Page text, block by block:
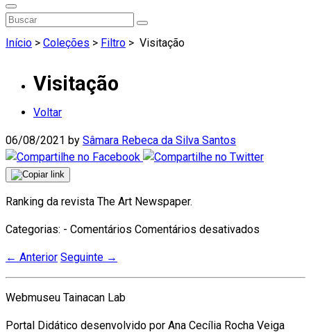
Início > Coleções > Filtro > Visitação
Visitação
Voltar
06/08/2021 by Sâmara Rebeca da Silva Santos
Ranking da revista The Art Newspaper.
Categorias: - Comentários Comentários desativados
← Anterior Seguinte →
Webmuseu Tainacan Lab
Portal Didático desenvolvido por Ana Cecília Rocha Veiga